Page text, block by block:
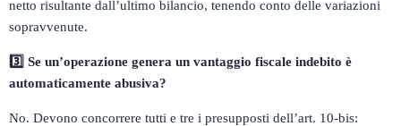
netto risultante dall’ultimo bilancio, tenendo conto delle variazioni
sopravvenute.
3️ Se un’operazione genera un vantaggio fiscale indebito è
automaticamente abusiva?
No. Devono concorrere tutti e tre i presupposti dell’art. 10-bis: